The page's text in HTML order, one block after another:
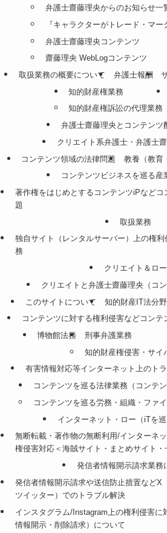
弁護士齋藤理央からのお知らせ一
『キャラクターがトレード・マ
弁護士齋藤理央コンテンツ
齋藤理央 WebLogコンテンツ
取扱業務の概要について
弁護士報酬
知的財産権業務
知的財産権訴訟の代理業務
弁護士齋藤理央とコンテンツ
クリエイト系弁護士・弁護士
コンテンツ領域の法律問題
教養（教育
コンテンツビジネスを巡る産
著作権をはじめとするコンテンツiPなどコ
題
取扱業務
独自サイト（レンタルサーバー）上の権
務
クリエイト＆ロー
クリエイトと弁護士齋藤理央（コ
このサイトについて
知的財産IT法分
コンテンツに対する権利侵害などコンテ
博物館法務
刑事弁護業務
知的財産権侵害・サイ
有害情報対応等インターネット上のト
コンテンツを巡る法律業務（コンテ
コンテンツを巡る労務・組織・ファ
インターネット・ロー（iTを巡
無断転載・著作物の無断利用/インターネ
権侵害対応＜海賊サイト・まとめサイト・
発信者情報開示請求業務
発信者情報開示請求や送信防止措置などX
ツイッター）でのトラブル解決
インスタグラム/Instagram上の権利侵害に
情報開示・削除請求）について